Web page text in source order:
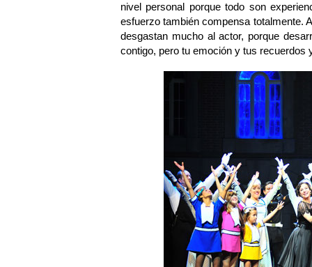
nivel personal porque todo son
esfuerzo también compensa totalmente.
desgastan mucho al actor, porque
contigo, pero tu emoción y tus recuerdos